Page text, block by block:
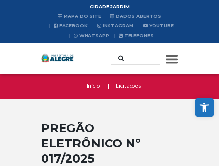
Abrir a barra de ferramentas
CIDADE JARDIM
MAPA DO SITE
DADOS ABERTOS
FACEBOOK
INSTAGRAM
YOUTUBE
WHATSAPP
TELEFONES
Início Licitações
PREGÃO
ELETRÔNICO Nº
017/2025